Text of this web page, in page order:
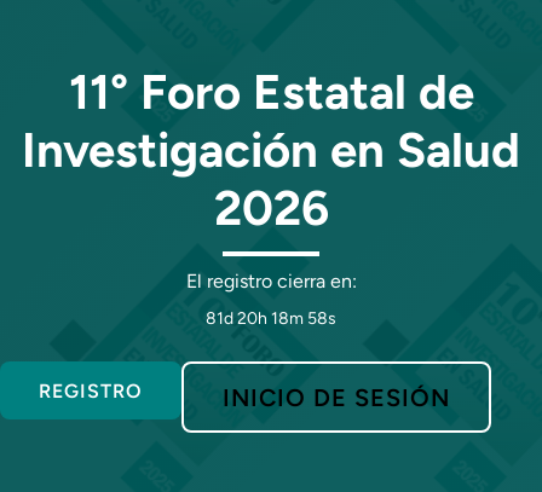
11° Foro Estatal de
Investigación en Salud
2026
El registro cierra en:
81d 20h 18m 58s
REGISTRO INICIO DE SESIÓN